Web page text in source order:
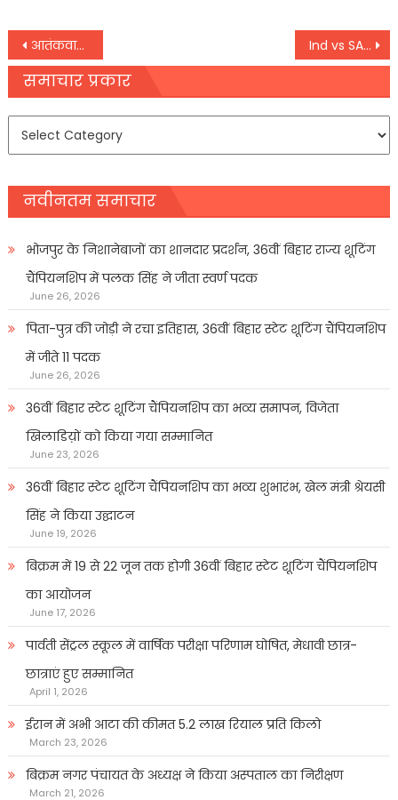
Post
navigation
आतंकवादी संगठन हमास ने इजरायल पर दागा राकेट, इजरायली सेना ने जवाबी कार्रवाई में गाजा स्थित सैन्य स्थलों को किया तबाह; तीन आतंकी ढेर Ind vs SA: दिनेश कार्तिक का छलका दर्द, टीम से बाहर होने के बाद की तलकीफ को किया हार्दिक से साझा
समाचार प्रकार
समाचार
नवीनतम समाचार
भोजपुर के निशानेबाजों का शानदार प्रदर्शन, 36वीं बिहार राज्य शूटिंग
चैंपियनशिप में पलक सिंह ने जीता स्वर्ण पदक
June 26, 2026
पिता-पुत्र की जोड़ी ने रचा इतिहास, 36वीं बिहार स्टेट शूटिंग चैंपियनशिप
में जीते 11 पदक
June 26, 2026
36वीं बिहार स्टेट शूटिंग चैंपियनशिप का भव्य समापन, विजेता
खिलाडिय़ों को किया गया सम्मानित
June 23, 2026
36वीं बिहार स्टेट शूटिंग चैंपियनशिप का भव्य शुभारंभ, खेल मंत्री श्रेयसी
सिंह ने किया उद्घाटन
June 19, 2026
बिक्रम में 19 से 22 जून तक होगी 36वीं बिहार स्टेट शूटिंग चैंपियनशिप
का आयोजन
June 17, 2026
पार्वती सेंट्रल स्कूल में वार्षिक परीक्षा परिणाम घोषित, मेधावी छात्र-
छात्राएं हुए सम्मानित
April 1, 2026
ईरान में अभी आटा की कीमत 5.2 लाख रियाल प्रति किलो
March 23, 2026
बिक्रम नगर पंचायत के अध्यक्ष ने किया अस्पताल का निरीक्षण
March 21, 2026